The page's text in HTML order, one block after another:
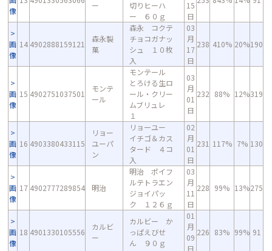
像
ー
切りヒーハ
ー ６０ｇ
15
日
画
像
14 4902888159121
森永製
菓
森永 コクテ
チョコガナッ
シュ １０枚
入
03
月
17
日
238 410% 20%190
画
像
15 4902751037501
モンテ
ール
モンテール
とろける生ロ
ール・クリー
ムブリュレ
１
03
月
01
日
232 88% 12%319
画
像
16 4903380433115
リョー
ユーパ
ン
リョーユー
イチゴ＆カス
タード ４コ
入
02
月
01
日
231 117% 7% 130
画
像
17 4902777289854 明治
明治 ポイフ
ルテトラエン
ジョイパッ
ク １２６ｇ
03
月
11
日
228 99% 13%275
画
像
18 4901330105556
カルビ
ー
カルビー か
っぱえびせ
ん ９０ｇ
01
月
09
日
226 83% 99% 91